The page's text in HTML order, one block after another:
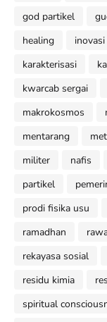
god partikel
healing
inovasi
karakterisasi
kwarcab sergai
makrokosmos
mentarang
militer
nafis
partikel
prodi fisika usu
ramadhan
rekayasa sosial
residu kimia
spiritual